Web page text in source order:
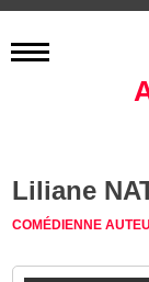
Liliane
COMÉDIENNE